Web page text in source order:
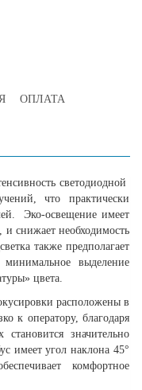
ОПЛАТА
светодиодной
что практически
Эко-освещение имеет
снижает необходимость
также предполагает
минимальное выделение
цвета.
расположены в
к оператору, благодаря
значительно
имеет угол наклона 45°
комфортное